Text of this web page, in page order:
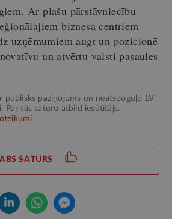
Ar plašu pārstāvniecību
biznesa centriem
uzņēmumiem augt un pozicionē
un atvērtu valsti pasaules
publisks paziņojums un neatspoguļo LV
Par tās saturu atbild iesūtītājs.
SATURS